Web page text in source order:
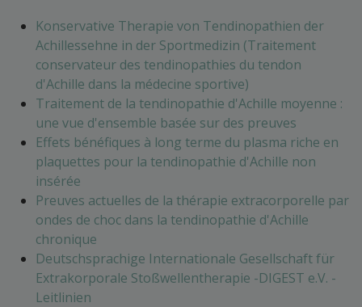
Konservative Therapie von Tendinopathien der
Achillessehne in der Sportmedizin (Traitement
conservateur des tendinopathies du tendon
d'Achille dans la médecine sportive)
Traitement de la tendinopathie d'Achille moyenne :
une vue d'ensemble basée sur des preuves
Effets bénéfiques à long terme du plasma riche en
plaquettes pour la tendinopathie d'Achille non
insérée
Preuves actuelles de la thérapie extracorporelle par
ondes de choc dans la tendinopathie d'Achille
chronique
Deutschsprachige Internationale Gesellschaft für
Extrakorporale Stoßwellentherapie -DIGEST e.V. -
Leitlinien